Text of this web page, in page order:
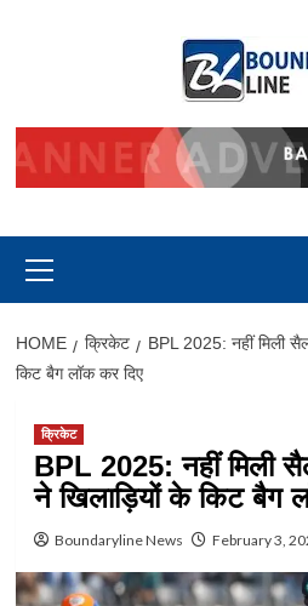
Menu
HOME क्रिकेट
BPL 2025: नहीं मिली
किट बैग लॉक कर दिए
क्रिकेट
BPL 2025: नहीं मिली
ने खिलाड़ियों के किट बैग
Boundaryline News February 3,